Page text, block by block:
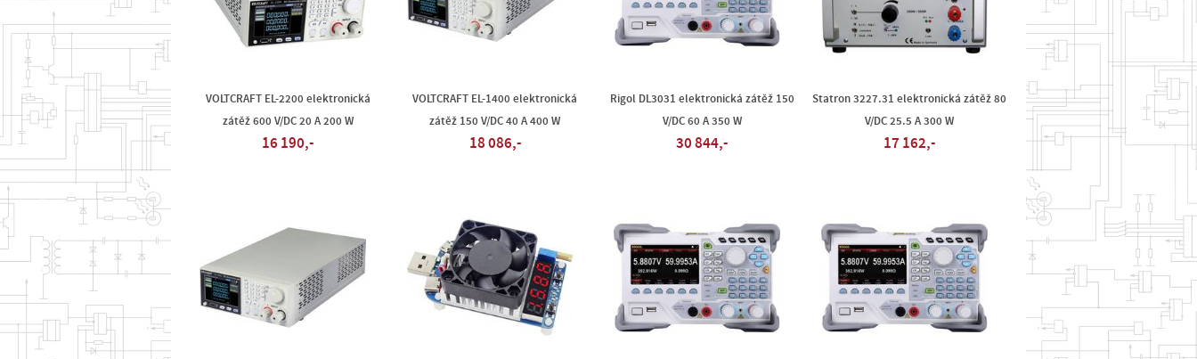
VOLTCRAFT EL-2200 elektronická
zátěž 600 V/DC 20 A 200 W
16 190,-
VOLTCRAFT EL-1400 elektronická
zátěž 150 V/DC 40 A 400 W
18 086,-
Rigol DL3031 elektronická zátěž 150
V/DC 60 A 350 W
30 844,-
Statron 3227.31 elektronická zátěž 80
V/DC 25.5 A 300 W
17 162,-